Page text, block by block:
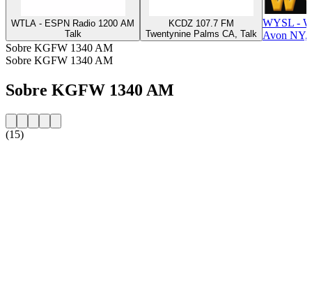
WTLA - ESPN Radio 1200 AM
Talk
KCDZ 107.7 FM
Twentynine Palms CA, Talk
WYSL -
Avon NY,
Sobre KGFW 1340 AM
Sobre KGFW 1340 AM
Sobre KGFW 1340 AM
(15)